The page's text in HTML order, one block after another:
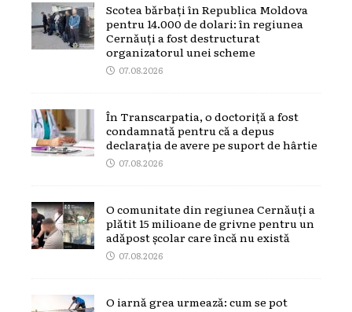
Scotea bărbați în Republica Moldova
pentru 14.000 de dolari: în regiunea
Cernăuți a fost destructurat
organizatorul unei scheme
07.08.2026
În Transcarpatia, o doctoriță a fost
condamnată pentru că a depus
declarația de avere pe suport de hârtie
07.08.2026
O comunitate din regiunea Cernăuți a
plătit 15 milioane de grivne pentru un
adăpost școlar care încă nu există
07.08.2026
O iarnă grea urmează: cum se pot